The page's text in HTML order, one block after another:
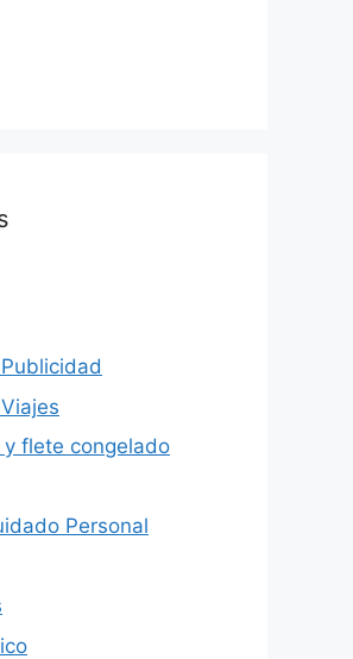
flete congelado
Personal